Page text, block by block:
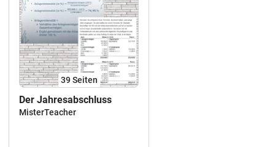
39Seiten
Der Jahresabschluss
MisterTeacher